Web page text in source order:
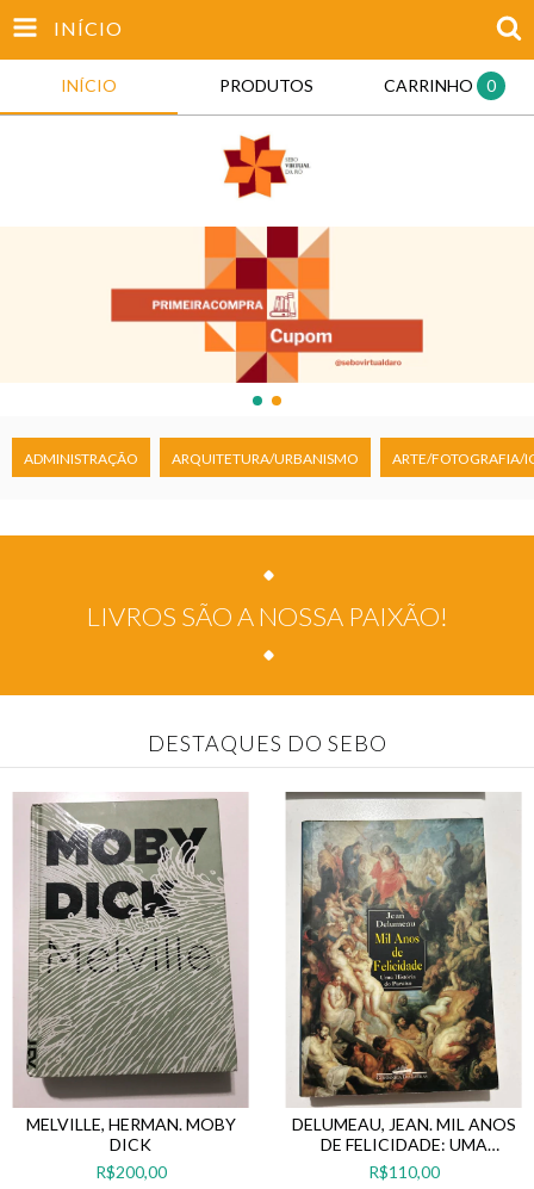
INÍCIO
INÍCIO PRODUTOS CARRINHO 0
ADMINISTRAÇÃO ARQUITETURA/URBANISMO ARTE/FOTOGRAFIA/
LIVROS SÃO A NOSSA PAIXÃO!
DESTAQUES DO SEBO
MELVILLE, HERMAN. MOBY
DICK
R$200,00
DELUMEAU, JEAN. MIL ANOS
DE FELICIDADE: UMA
HISTÓRIA DO PARAÍSO
R$110,00